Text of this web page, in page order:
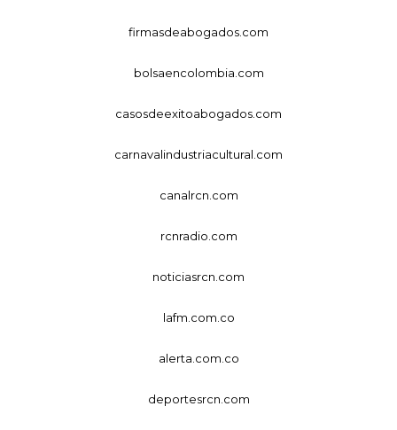
firmasdeabogados.com
bolsaencolombia.com
casosdeexitoabogados.com
carnavalindustriacultural.com
canalrcn.com
rcnradio.com
noticiasrcn.com
lafm.com.co
alerta.com.co
deportesrcn.com